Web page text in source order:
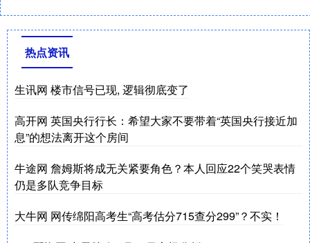
热点资讯
生讯网 楼市信号已现, 逻辑彻底变了
高开网 英国央行行长：希望大家不要带着“英国央行接近加
息”的想法离开这个房间
牛途网 詹姆斯将成无关紧要角色？本人回应22个笑哭表情
仍是多队竞争目标
大牛网 网传绵阳高考生“高考估分715查分299”？不实！